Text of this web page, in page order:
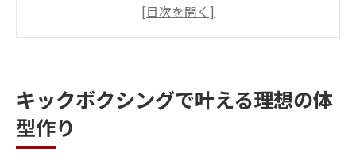
キックボクシング初心者が知るべき体型変
感
ダイエットに効果的なキックボクシング体験
キックボクシングで叶える理想の体
型作り